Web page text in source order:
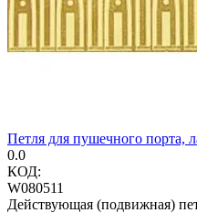
Петля для пушечного порта,
0.0
КОД:
W080511
Действующая (подвижная)